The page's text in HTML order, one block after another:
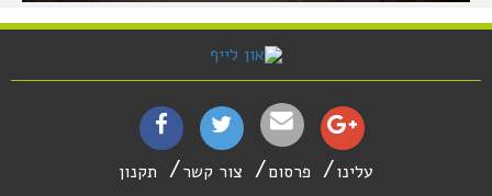
עלינו פרסום צור קשר תקנון